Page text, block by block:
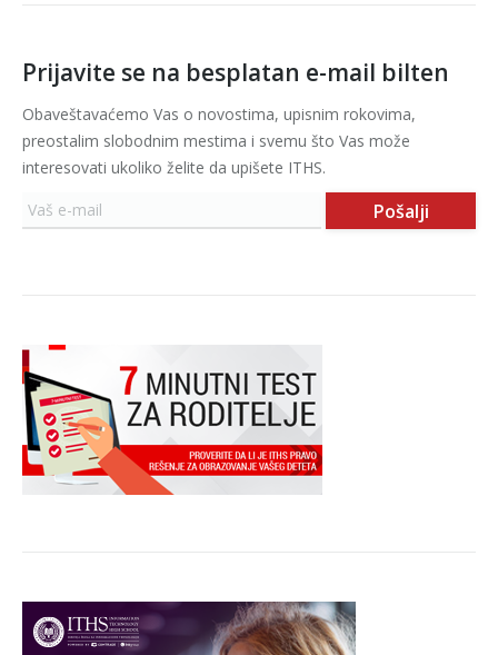
Prijavite se na besplatan e-mail bilten
Obaveštavaćemo Vas o novostima, upisnim rokovima,
preostalim slobodnim mestima i svemu što Vas može
interesovati ukoliko želite da upišete ITHS.